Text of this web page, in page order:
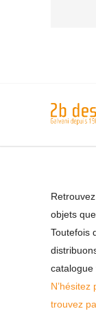
objets
Toutefois
catalogue
trouvez